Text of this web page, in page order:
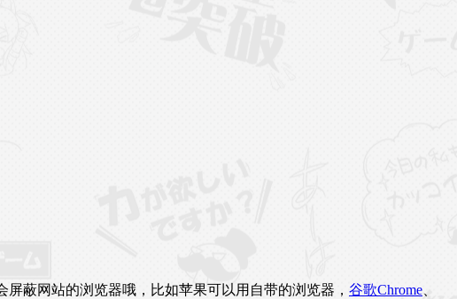
蔽网站的浏览器哦，比如苹果可以用自带的浏览器， 谷歌Chrome、